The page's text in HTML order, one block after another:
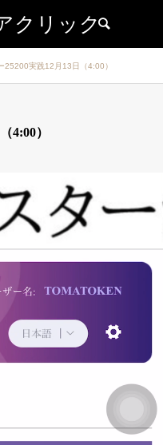
クリック
25200実践12月13日（4:00）
4:00）